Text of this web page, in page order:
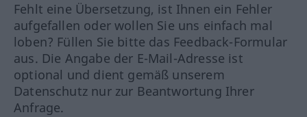
Fehlt eine Übersetzung, ist Ihnen ein Fehler
aufgefallen oder wollen Sie uns einfach mal
loben? Füllen Sie bitte das Feedback-Formular
aus. Die Angabe der E-Mail-Adresse ist
optional und dient gemäß unserem
Datenschutz nur zur Beantwortung Ihrer
Anfrage.